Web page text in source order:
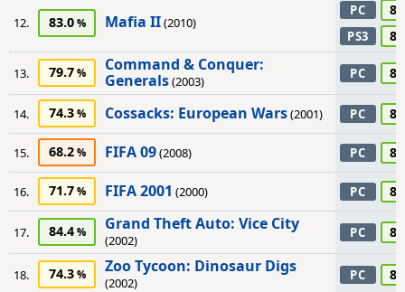
12. 83.0 Mafia II(2010)
PC 85
PS3 80
13. 79.7
Command & Conquer:
Generals(2003) PC 80
14. 74.3 Cossacks: European Wars(2001) PC 80
15. 68.2 FIFA 09(2008) PC 80
16. 71.7 FIFA 2001 (2000) PC 80
17. 84.4 Grand Theft Auto: Vice City
(2002) PC 80
18. 74.3 Zoo Tycoon: Dinosaur Digs
(2002) PC 80